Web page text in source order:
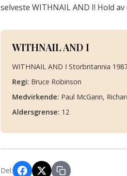
selveste WITHNAIL AND I! Hold av
WITHNAIL AND I
WITHNAIL AND I Storbritannia
Regi: Bruce Robinson
Medvirkende: Paul McGann,
Aldersgrense: 12
Del: